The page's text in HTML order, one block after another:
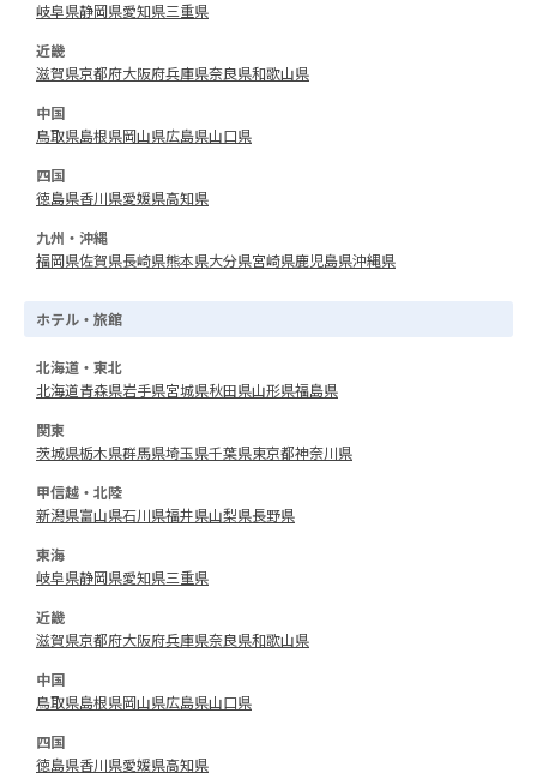
岐阜県静岡県愛知県三重県
近畿
滋賀県京都府大阪府兵庫県奈良県和歌山県
中国
鳥取県島根県岡山県広島県山口県
四国
徳島県香川県愛媛県高知県
九州・沖縄
福岡県佐賀県長崎県熊本県大分県宮崎県鹿児島県沖縄県
ホテル・旅館
北海道・東北
北海道青森県岩手県宮城県秋田県山形県福島県
関東
茨城県栃木県群馬県埼玉県千葉県東京都神奈川県
甲信越・北陸
新潟県富山県石川県福井県山梨県長野県
東海
岐阜県静岡県愛知県三重県
近畿
滋賀県京都府大阪府兵庫県奈良県和歌山県
中国
鳥取県島根県岡山県広島県山口県
四国
徳島県香川県愛媛県高知県